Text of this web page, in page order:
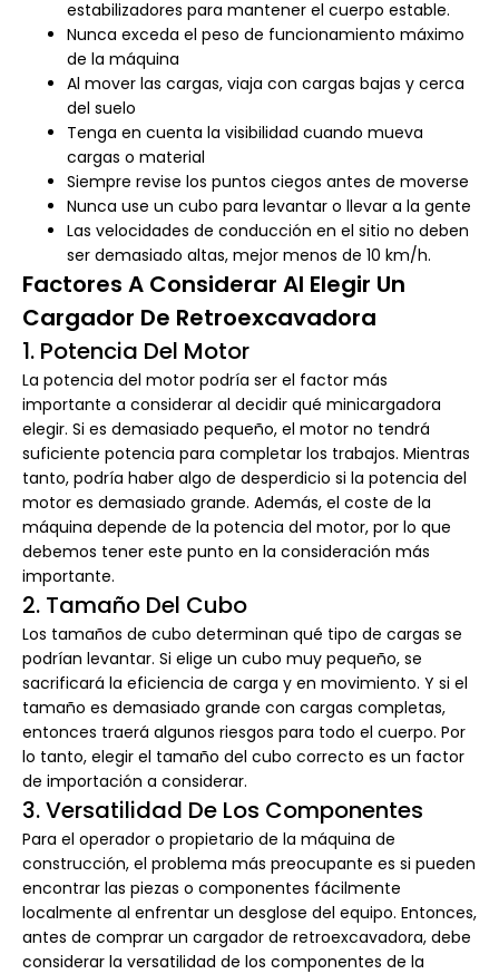
estabilizadores para mantener el cuerpo estable.
Nunca exceda el peso de funcionamiento máximo
de la máquina
Al mover las cargas, viaja con cargas bajas y cerca
del suelo
Tenga en cuenta la visibilidad cuando mueva
cargas o material
Siempre revise los puntos ciegos antes de moverse
Nunca use un cubo para levantar o llevar a la gente
Las velocidades de conducción en el sitio no deben
ser demasiado altas, mejor menos de 10 km/h.
Factores A Considerar Al Elegir Un
Cargador De Retroexcavadora
1. Potencia Del Motor
La potencia del motor podría ser el factor más
importante a considerar al decidir qué minicargadora
elegir. Si es demasiado pequeño, el motor no tendrá
suficiente potencia para completar los trabajos. Mientras
tanto, podría haber algo de desperdicio si la potencia del
motor es demasiado grande. Además, el coste de la
máquina depende de la potencia del motor, por lo que
debemos tener este punto en la consideración más
importante.
2. Tamaño Del Cubo
Los tamaños de cubo determinan qué tipo de cargas se
podrían levantar. Si elige un cubo muy pequeño, se
sacrificará la eficiencia de carga y en movimiento. Y si el
tamaño es demasiado grande con cargas completas,
entonces traerá algunos riesgos para todo el cuerpo. Por
lo tanto, elegir el tamaño del cubo correcto es un factor
de importación a considerar.
3. Versatilidad De Los Componentes
Para el operador o propietario de la máquina de
construcción, el problema más preocupante es si pueden
encontrar las piezas o componentes fácilmente
localmente al enfrentar un desglose del equipo. Entonces,
antes de comprar un cargador de retroexcavadora, debe
considerar la versatilidad de los componentes de la